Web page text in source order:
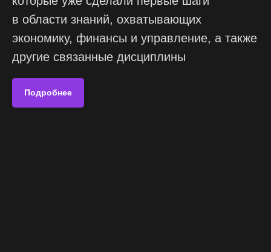
в области знаний, охватывающих
экономику, финансы и управление, а также
другие связанные дисциплины
Подробнее